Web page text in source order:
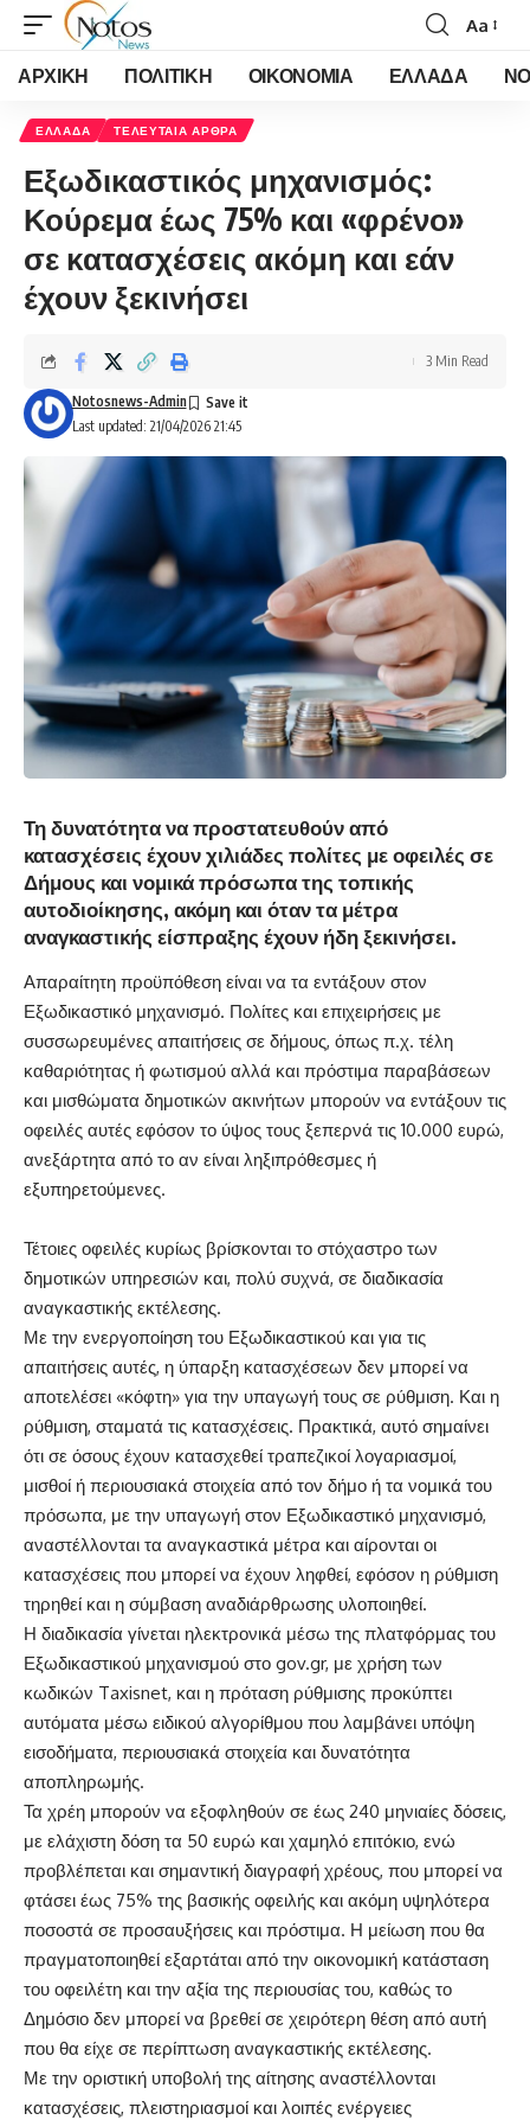
Font
Resizer
Aa
ΑΡΧΙΚΗ ΠΟΛΙΤΙΚΗ ΟΙΚΟΝΟΜΙΑ ΕΛΛΑΔΑ
ΕΛΛΑΔΑ ΤΕΛΕΥΤΑΙΑ ΑΡΘΡΑ
Εξωδικαστικός μηχανισμός:
Κούρεμα έως 75% και «φρένο»
σε κατασχέσεις ακόμη και εάν
έχουν ξεκινήσει
Last updated: 21/04/2026 21:45
Notosnews-Admin
3 Min Read
Τη δυνατότητα να προστατευθούν από
κατασχέσεις έχουν χιλιάδες πολίτες με οφειλές σε
Δήμους και νομικά πρόσωπα της τοπικής
αυτοδιοίκησης, ακόμη και όταν τα μέτρα
αναγκαστικής είσπραξης έχουν ήδη ξεκινήσει.
Απαραίτητη προϋπόθεση είναι να τα εντάξουν στον
Εξωδικαστικό μηχανισμό. Πολίτες και επιχειρήσεις με
συσσωρευμένες απαιτήσεις σε δήμους, όπως π.χ. τέλη
καθαριότητας ή φωτισμού αλλά και πρόστιμα παραβάσεων
και μισθώματα δημοτικών ακινήτων μπορούν να εντάξουν τις
οφειλές αυτές εφόσον το ύψος τους ξεπερνά τις 10.000 ευρώ,
ανεξάρτητα από το αν είναι ληξιπρόθεσμες ή
εξυπηρετούμενες.
Τέτοιες οφειλές κυρίως βρίσκονται το στόχαστρο των
δημοτικών υπηρεσιών και, πολύ συχνά, σε διαδικασία
αναγκαστικής εκτέλεσης.
Με την ενεργοποίηση του Εξωδικαστικού και για τις
απαιτήσεις αυτές, η ύπαρξη κατασχέσεων δεν μπορεί να
αποτελέσει «κόφτη» για την υπαγωγή τους σε ρύθμιση. Και η
ρύθμιση, σταματά τις κατασχέσεις. Πρακτικά, αυτό σημαίνει
ότι σε όσους έχουν κατασχεθεί τραπεζικοί λογαριασμοί,
μισθοί ή περιουσιακά στοιχεία από τον δήμο ή τα νομικά του
πρόσωπα, με την υπαγωγή στον Εξωδικαστικό μηχανισμό,
αναστέλλονται τα αναγκαστικά μέτρα και αίρονται οι
κατασχέσεις που μπορεί να έχουν ληφθεί, εφόσον η ρύθμιση
τηρηθεί και η σύμβαση αναδιάρθρωσης υλοποιηθεί.
Η διαδικασία γίνεται ηλεκτρονικά μέσω της πλατφόρμας του
Εξωδικαστικού μηχανισμού στο gov.gr, με χρήση των
κωδικών Taxisnet, και η πρόταση ρύθμισης προκύπτει
αυτόματα μέσω ειδικού αλγορίθμου που λαμβάνει υπόψη
εισοδήματα, περιουσιακά στοιχεία και δυνατότητα
αποπληρωμής.
Τα χρέη μπορούν να εξοφληθούν σε έως 240 μηνιαίες δόσεις,
με ελάχιστη δόση τα 50 ευρώ και χαμηλό επιτόκιο, ενώ
προβλέπεται και σημαντική διαγραφή χρέους, που μπορεί να
φτάσει έως 75% της βασικής οφειλής και ακόμη υψηλότερα
ποσοστά σε προσαυξήσεις και πρόστιμα. Η μείωση που θα
πραγματοποιηθεί εξαρτάται από την οικονομική κατάσταση
του οφειλέτη και την αξία της περιουσίας του, καθώς το
Δημόσιο δεν μπορεί να βρεθεί σε χειρότερη θέση από αυτή
που θα είχε σε περίπτωση αναγκαστικής εκτέλεσης.
Με την οριστική υποβολή της αίτησης αναστέλλονται
κατασχέσεις, πλειστηριασμοί και λοιπές ενέργειες